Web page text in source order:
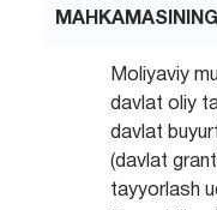
Moliyaviy
davlat oliy
davlat
(davlat
tayyorlash